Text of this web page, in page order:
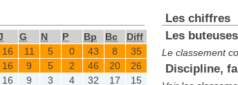
G N P Bp Bc
Diff
16 11 5 0 43 8
35
16 9 5 2 46 20
26
16 9 3 4 32 17
15
Les chiffres
Les buteuses
Le classement
Discipline,